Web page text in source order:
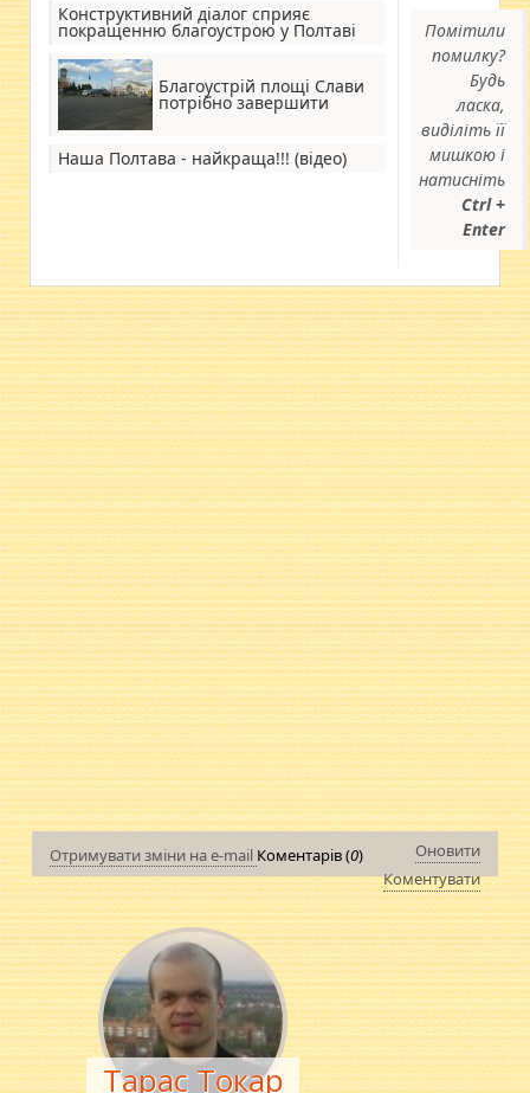
Конструктивний діалог сприяє
покращенню благоустрою у Полтаві
Благоустрій площі Слави
потрібно завершити
Наша Полтава - найкраща!!! (відео)
Помітили
помилку?
Будь
ласка,
виділіть її
мишкою і
натисніть
Ctrl +
Enter
Отримувати зміни на e-mail Коментарів (0)
Оновити
Коментувати
Тарас Токар